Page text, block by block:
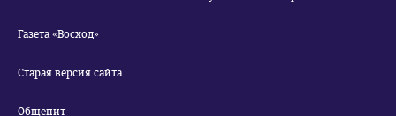
Газета «Восход»
Старая версия сайта
Общепит